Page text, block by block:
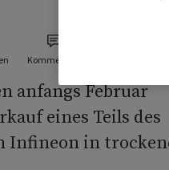
Kommentare
anfangs Februar
eines Teils des
Infineon in